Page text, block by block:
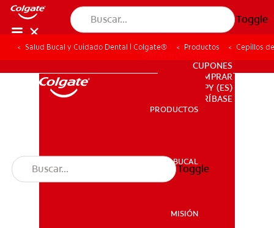
Toggle
PRODUCTOS
SALUD BUCAL
PARA PROFESIONALES
CUPONES
DONDE COMPRAR
PY (ES)
SUSCRÍBASE
PRODUCTOS
SALUD BUCAL
MISIÓN
Toggle
Salud Bucal y Cuidado Dental | Colgate® Productos Cepillos